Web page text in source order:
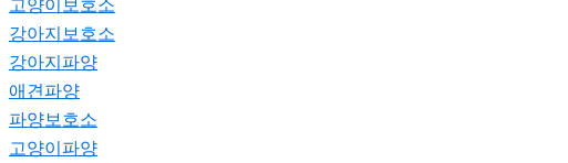
강아지보호소
강아지파양
애견파양
파양보호소
고양이파양